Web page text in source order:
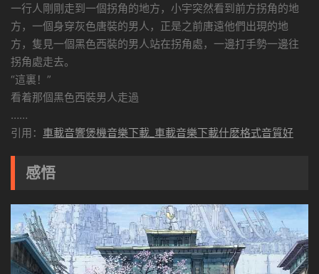
一行人剛剛走到一個拐角的地方，小宇突然看到前方拐角的地
方，一個身穿灰色唐裝的男人，正是之前唐遠他們出現的地
方，隻見一個黑色西裝的男人站在拐角處，一邊打手勢一邊往
拐角處走去。
“這裏！”
看着那個黑色西裝男人走過
……
引用： 車載音響煲機音樂下載_車載音樂下載什麽格式音質好
感悟